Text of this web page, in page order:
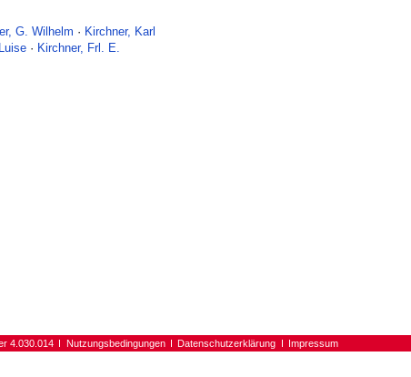
G. Wilhelm · Kirchner, Karl
· Kirchner, Frl. E.
4.030.014 Nutzungsbedingungen Datenschutzerklärung Impressum